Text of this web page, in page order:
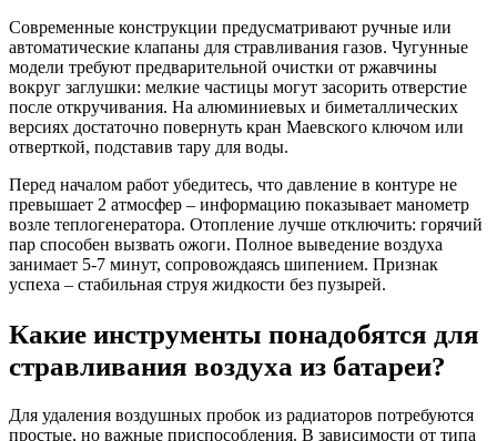
Современные конструкции предусматривают ручные или
автоматические клапаны для стравливания газов. Чугунные
модели требуют предварительной очистки от ржавчины
вокруг заглушки: мелкие частицы могут засорить отверстие
после откручивания. На алюминиевых и биметаллических
версиях достаточно повернуть кран Маевского ключом или
отверткой, подставив тару для воды.
Перед началом работ убедитесь, что давление в контуре не
превышает 2 атмосфер – информацию показывает манометр
возле теплогенератора. Отопление лучше отключить: горячий
пар способен вызвать ожоги. Полное выведение воздуха
занимает 5-7 минут, сопровождаясь шипением. Признак
успеха – стабильная струя жидкости без пузырей.
Какие инструменты понадобятся для
стравливания воздуха из батареи?
Для удаления воздушных пробок из радиаторов потребуются
простые, но важные приспособления. В зависимости от типа